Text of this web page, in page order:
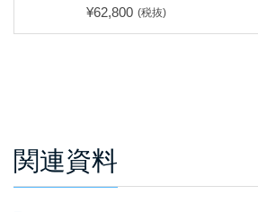
¥62,800 (税抜)
関連資料